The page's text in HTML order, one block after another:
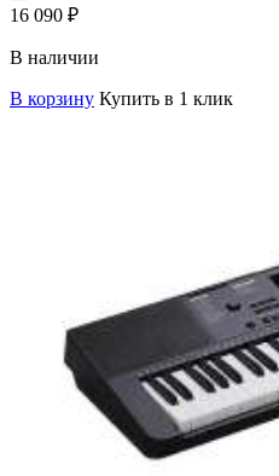
16 090 ₽
В наличии
В корзину Купить в 1 клик